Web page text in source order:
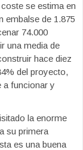
se estima en
embalse de 1.875
74.000
una media de
hace diez
del proyecto,
a funcionar y
la enorme
su primera
es una buena